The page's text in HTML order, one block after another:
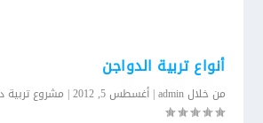
أنواع تربية الدواجن
من خلالadmin
|أغسطس 5, 2012 | مشروع تربية